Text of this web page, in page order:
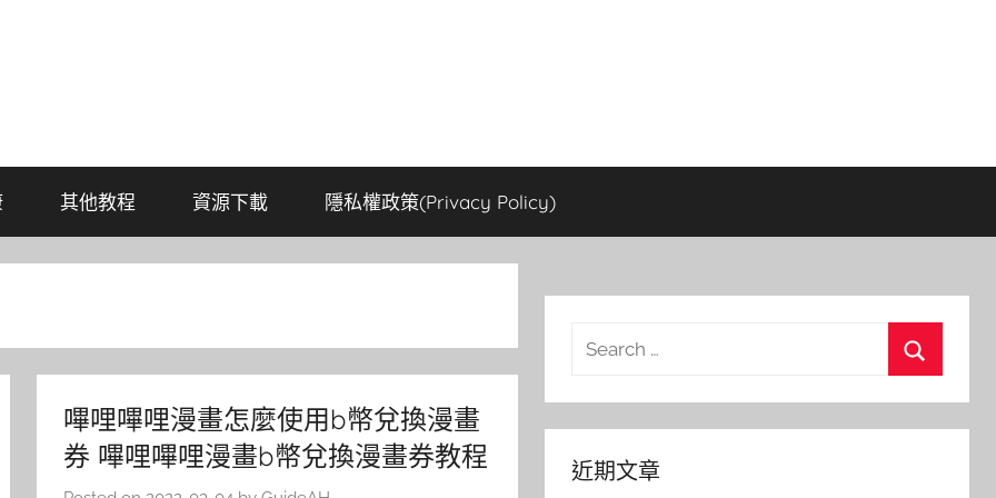
其他教程 資源下載 隱私權政策(Privacy Policy)
嗶哩嗶哩漫畫怎麼使用b幣兌換漫畫
券 嗶哩嗶哩漫畫b幣兌換漫畫券教程
Search
近期文章